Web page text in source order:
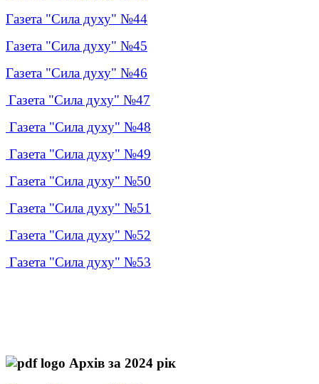
Газета "Сила духу" №44
Газета "Сила духу" №45
Газета "Сила духу" №46
Газета "Сила духу" №47
Газета "Сила духу" №48
Газета "Сила духу" №49
Газета "Сила духу" №50
Газета "Сила духу" №51
Газета "Сила духу" №52
Газета "Сила духу" №53
Архів за 2024 рік